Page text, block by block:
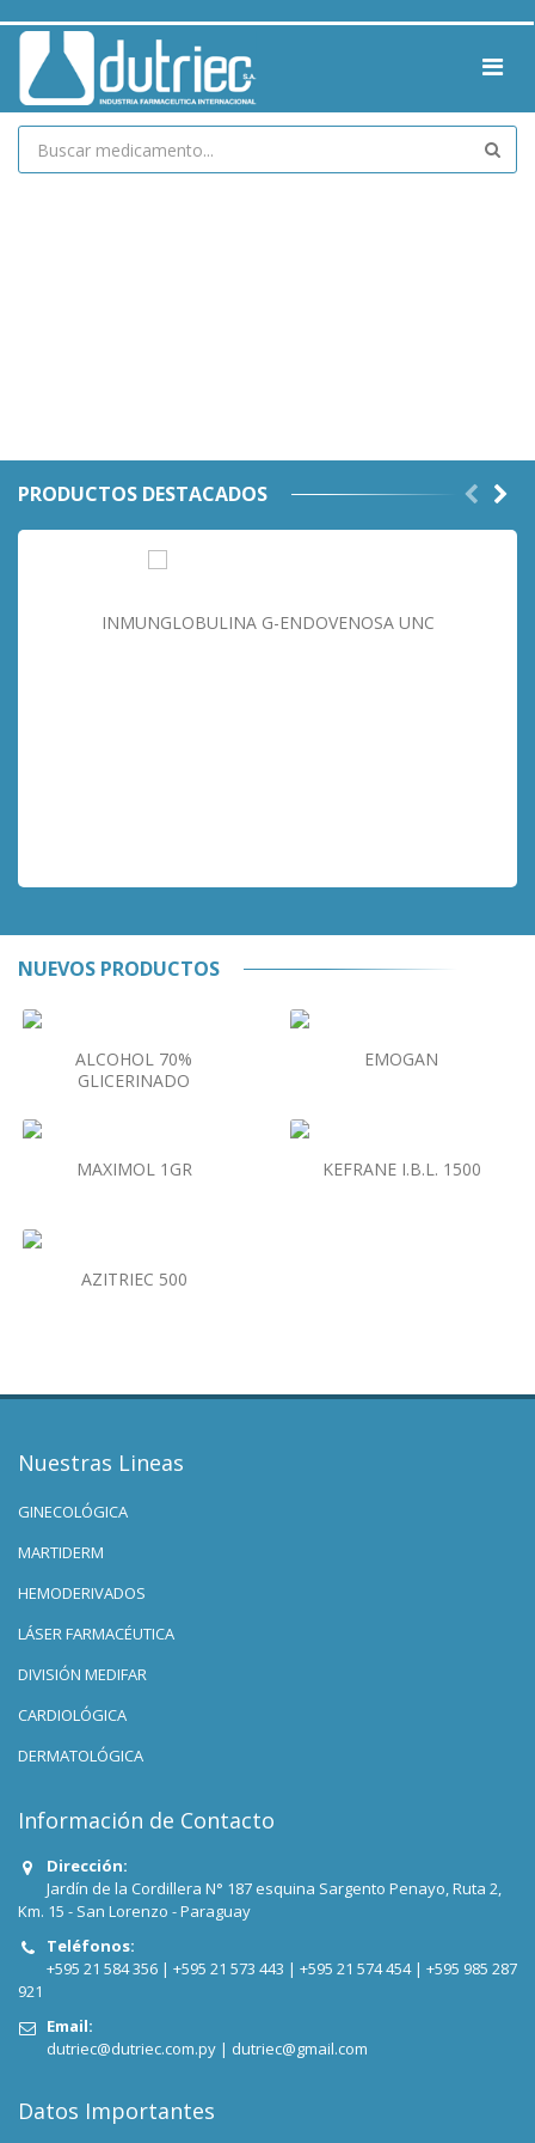
PRODUCTOS DESTACADOS
INMUNGLOBULINA G-ENDOVENOSA UNC
NUEVOS PRODUCTOS
ALCOHOL 70%
GLICERINADO
EMOGAN
MAXIMOL 1GR KEFRANE I.B.L. 1500
AZITRIEC 500
Nuestras Lineas
GINECOLÓGICA
MARTIDERM
HEMODERIVADOS
LÁSER FARMACÉUTICA
DIVISIÓN MEDIFAR
CARDIOLÓGICA
DERMATOLÓGICA
Información de Contacto
Dirección:
Jardín de la Cordillera N° 187 esquina Sargento Penayo, Ruta 2,
Km. 15 - San Lorenzo - Paraguay
Teléfonos:
+595 21 584 356 | +595 21 573 443 | +595 21 574 454 | +595 985 287
921
Email:
dutriec@dutriec.com.py | dutriec@gmail.com
Datos Importantes